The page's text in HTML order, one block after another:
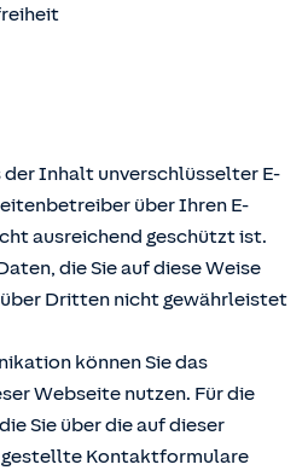
der Inhalt unverschlüsselter E-
über Ihren E-
ausreichend geschützt ist.
die Sie auf diese Weise
Dritten nicht gewährleistet
können Sie das
Webseite nutzen. Für die
Sie über die auf dieser
gestellte Kontaktformulare